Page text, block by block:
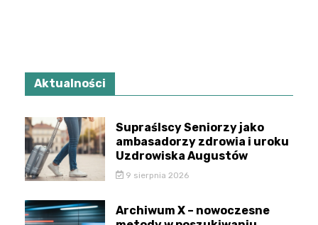
Aktualności
Supraślscy Seniorzy jako
ambasadorzy zdrowia i uroku
Uzdrowiska Augustów
9 sierpnia 2026
Archiwum X – nowoczesne